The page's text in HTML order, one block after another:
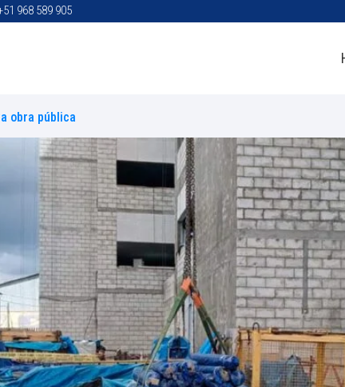
968 589 905
obra pública